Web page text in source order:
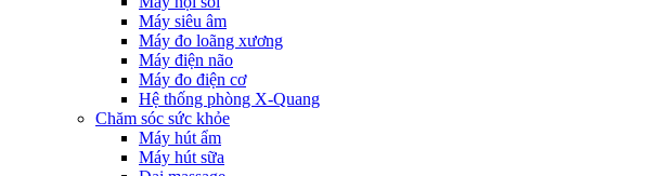
Máy siêu âm
Máy đo loãng xương
Máy điện não
Máy đo điện cơ
Hệ thống phòng X-Quang
Chăm sóc sức khỏe
Máy hút ẩm
Máy hút sữa